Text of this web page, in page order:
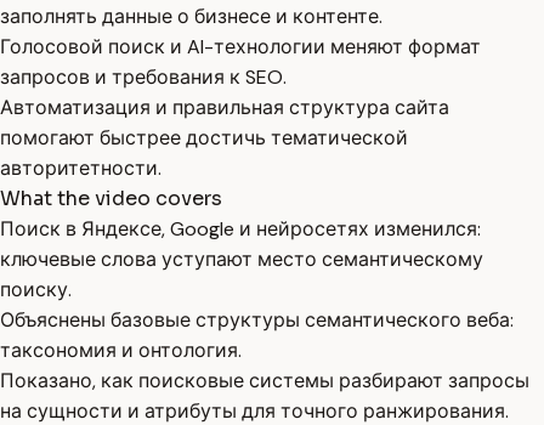
заполнять данные о бизнесе и контенте.
Голосовой поиск и AI-технологии меняют формат
запросов и требования к SEO.
Автоматизация и правильная структура сайта
помогают быстрее достичь тематической
авторитетности.
What the video covers
Поиск в Яндексе, Google и нейросетях изменился:
ключевые слова уступают место семантическому
поиску.
Объяснены базовые структуры семантического веба:
таксономия и онтология.
Показано, как поисковые системы разбирают запросы
на сущности и атрибуты для точного ранжирования.